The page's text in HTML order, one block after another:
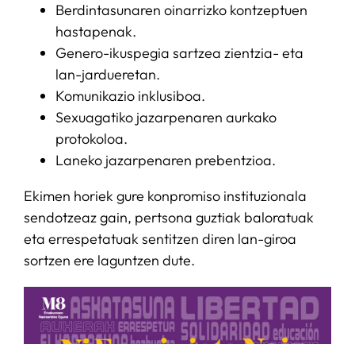
Berdintasunaren oinarrizko kontzeptuen
hastapenak.
Genero-ikuspegia sartzea zientzia- eta
lan-jardueretan.
Komunikazio inklusiboa.
Sexuagatiko jazarpenaren aurkako
protokoloa.
Laneko jazarpenaren prebentzioa.
Ekimen horiek gure konpromiso instituzionala
sendotzeaz gain, pertsona guztiak baloratuak
eta errespetatuak sentitzen diren lan-giroa
sortzen ere laguntzen dute.